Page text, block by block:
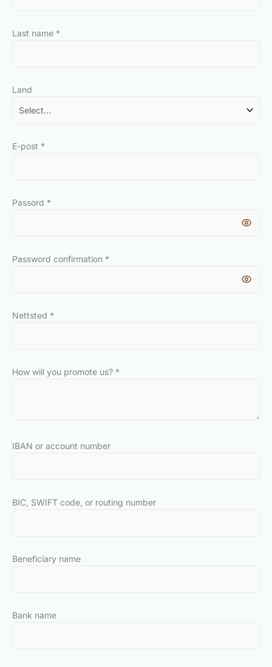
Last name *
Land
E-post *
Passord *
Password confirmation *
Nettsted *
How will you promote us? *
IBAN or account number
BIC, SWIFT code, or routing number
Beneficiary name
Bank name